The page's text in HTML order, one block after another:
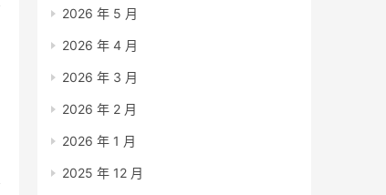
2026 年 5 月
2026 年 4 月
2026 年 3 月
2026 年 2 月
2026 年 1 月
2025 年 12 月